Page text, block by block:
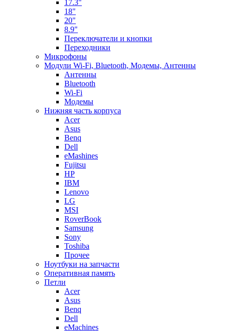
17.3"
18"
20"
8.9"
Переключатели и кнопки
Переходники
Микрофоны
Модули Wi-Fi, Bluetooth, Модемы, Антенны
Aнтенны
Bluetooth
Wi-Fi
Модемы
Нижняя часть корпуса
Acer
Asus
Benq
Dell
eMashines
Fujitsu
HP
IBM
Lenovo
LG
MSI
RoverBook
Samsung
Sony
Toshiba
Прочее
Ноутбуки на запчасти
Оперативная память
Петли
Acer
Asus
Benq
Dell
eMachines